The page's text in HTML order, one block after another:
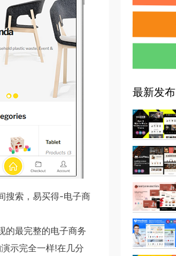
搜索，易买得-电子商
的最完整的电子商务
示完全一样!在几分
最新发布